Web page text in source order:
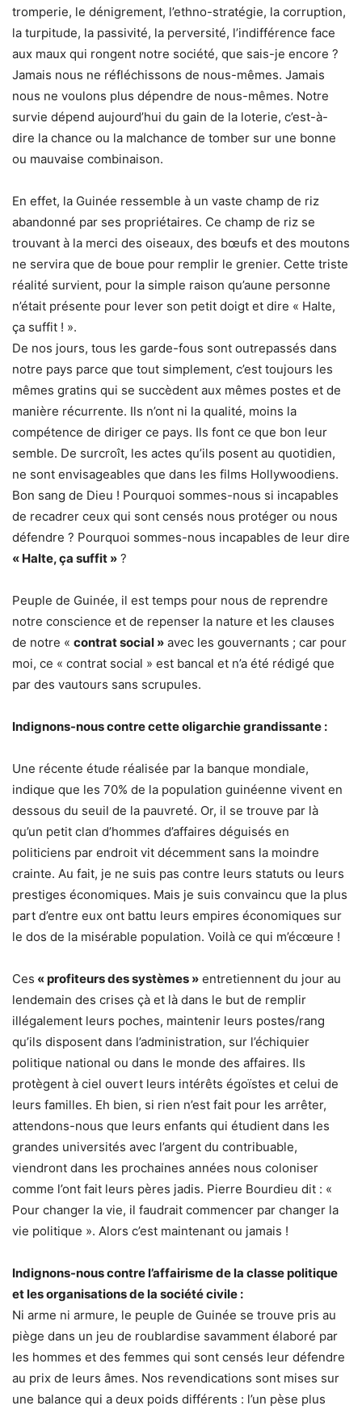
tromperie, le dénigrement, l’ethno-stratégie, la corruption,
la turpitude, la passivité, la perversité, l’indifférence face
aux maux qui rongent notre société, que sais-je encore ?
Jamais nous ne réfléchissons de nous-mêmes. Jamais
nous ne voulons plus dépendre de nous-mêmes. Notre
survie dépend aujourd’hui du gain de la loterie, c’est-à-
dire la chance ou la malchance de tomber sur une bonne
ou mauvaise combinaison.
En effet, la Guinée ressemble à un vaste champ de riz
abandonné par ses propriétaires. Ce champ de riz se
trouvant à la merci des oiseaux, des bœufs et des moutons
ne servira que de boue pour remplir le grenier. Cette triste
réalité survient, pour la simple raison qu’aune personne
n’était présente pour lever son petit doigt et dire « Halte,
ça suffit ! ».
De nos jours, tous les garde-fous sont outrepassés dans
notre pays parce que tout simplement, c’est toujours les
mêmes gratins qui se succèdent aux mêmes postes et de
manière récurrente. Ils n’ont ni la qualité, moins la
compétence de diriger ce pays. Ils font ce que bon leur
semble. De surcroît, les actes qu’ils posent au quotidien,
ne sont envisageables que dans les films Hollywoodiens.
Bon sang de Dieu ! Pourquoi sommes-nous si incapables
de recadrer ceux qui sont censés nous protéger ou nous
défendre ? Pourquoi sommes-nous incapables de leur dire
« Halte, ça suffit » ?
Peuple de Guinée, il est temps pour nous de reprendre
notre conscience et de repenser la nature et les clauses
de notre « contrat social » avec les gouvernants ; car pour
moi, ce « contrat social » est bancal et n’a été rédigé que
par des vautours sans scrupules.
Indignons-nous contre cette oligarchie grandissante :
Une récente étude réalisée par la banque mondiale,
indique que les 70% de la population guinéenne vivent en
dessous du seuil de la pauvreté. Or, il se trouve par là
qu’un petit clan d’hommes d’affaires déguisés en
politiciens par endroit vit décemment sans la moindre
crainte. Au fait, je ne suis pas contre leurs statuts ou leurs
prestiges économiques. Mais je suis convaincu que la plus
part d’entre eux ont battu leurs empires économiques sur
le dos de la misérable population. Voilà ce qui m’écœure !
Ces « profiteurs des systèmes » entretiennent du jour au
lendemain des crises çà et là dans le but de remplir
illégalement leurs poches, maintenir leurs postes/rang
qu’ils disposent dans l’administration, sur l’échiquier
politique national ou dans le monde des affaires. Ils
protègent à ciel ouvert leurs intérêts égoïstes et celui de
leurs familles. Eh bien, si rien n’est fait pour les arrêter,
attendons-nous que leurs enfants qui étudient dans les
grandes universités avec l’argent du contribuable,
viendront dans les prochaines années nous coloniser
comme l’ont fait leurs pères jadis. Pierre Bourdieu dit : «
Pour changer la vie, il faudrait commencer par changer la
vie politique ». Alors c’est maintenant ou jamais !
Indignons-nous contre l’affairisme de la classe politique
et les organisations de la société civile :
Ni arme ni armure, le peuple de Guinée se trouve pris au
piège dans un jeu de roublardise savamment élaboré par
les hommes et des femmes qui sont censés leur défendre
au prix de leurs âmes. Nos revendications sont mises sur
une balance qui a deux poids différents : l’un pèse plus